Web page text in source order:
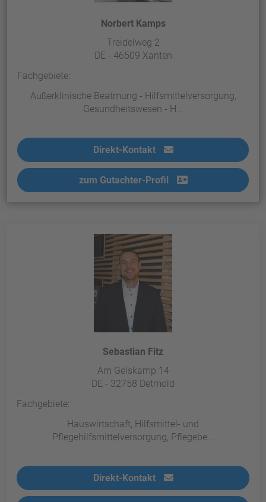
Norbert Kamps
Treidelweg 2
DE - 46509 Xanten
Fachgebiete:
Außerklinische Beatmung - Hilfsmittelversorgung,
Gesundheitswesen - H...
Direkt-Kontakt
zum Gutachter-Profil
Sebastian Fitz
Am Gelskamp 14
DE - 32758 Detmold
Fachgebiete:
Hauswirtschaft, Hilfsmittel- und
Pflegehilfsmittelversorgung, Pflegebe...
Direkt-Kontakt